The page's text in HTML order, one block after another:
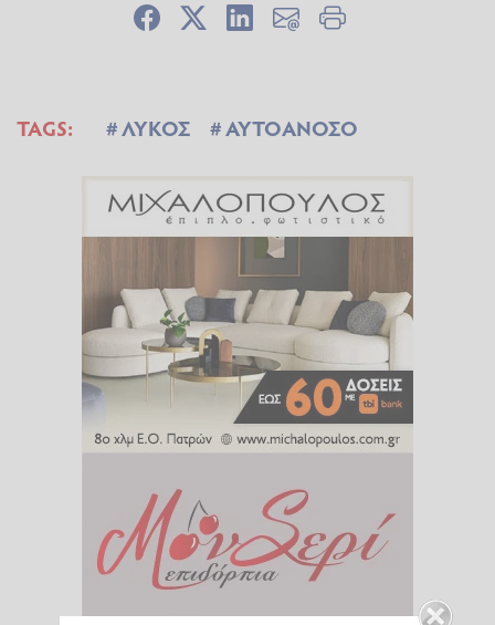
TAGS: ΛΥΚΟΣ ΑΥΤΟΑΝΟΣΟ